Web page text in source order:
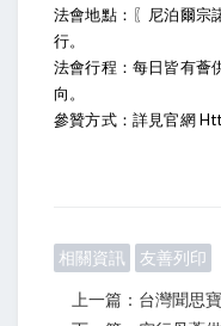
法會地點：〖尼泊爾宗
行。
法會行程：每日皆有薈
向。
參贊方式：詳見官網
相關資訊 友善列印
上一篇：台灣聞思